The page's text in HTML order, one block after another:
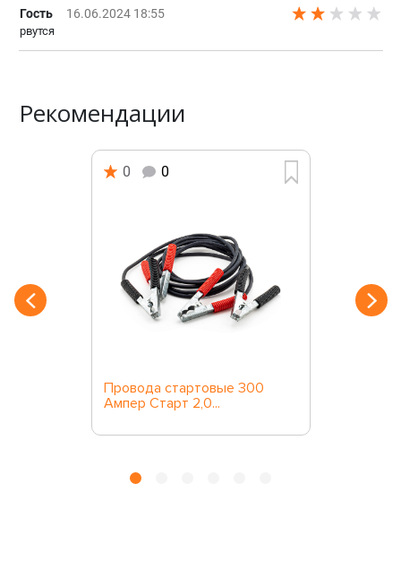
Гость 16.06.2024 18:55
рвутся
Рекомендации
0 0
Провода стартовые 300
Ампер Старт 2,0...